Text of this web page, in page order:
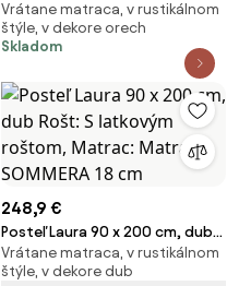
cm, orech Rošt: Bez roštu,
Matrac: Matrac COCO MAXI 20
cm
Vrátane matraca, v rustikálnom
štýle, v dekore orech
Skladom
248,9 €
Posteľ Laura 90 x 200 cm, dub
Rošt: S latkovým roštom,
Matrac: Matrac SOMMERA 18
Vrátane matraca, v rustikálnom
štýle, v dekore dub